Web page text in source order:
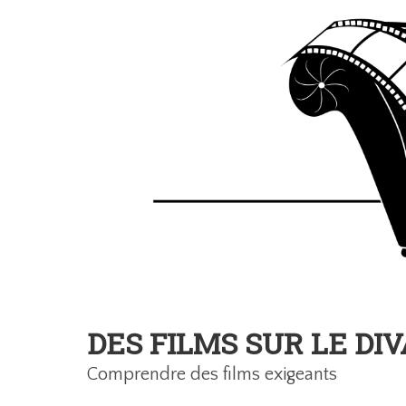
DES FILMS SUR LE
Comprendre des films exigeants